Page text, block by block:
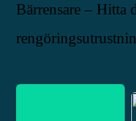
Bärrensare – Hitta